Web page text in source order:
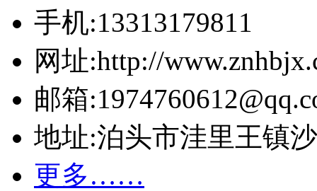
手机:13313179811
网址:http://
邮箱
地址:泊头市洼里王镇
更多……